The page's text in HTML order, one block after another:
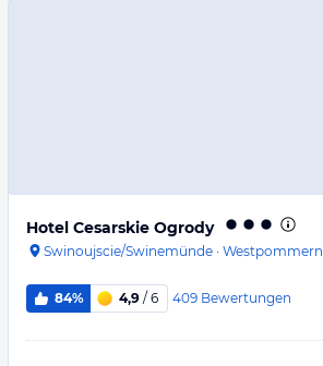
Hotel Cesarskie Ogrody
Swinoujscie/Swinemünde · Westpommern
84% 4,9 / 6 409 Bewertungen